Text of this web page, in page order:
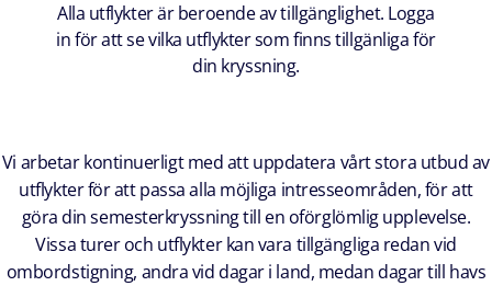
Alla utflykter är beroende av tillgänglighet. Logga
in för att se vilka utflykter som finns tillgänliga för
din kryssning.
Vi arbetar kontinuerligt med att uppdatera vårt stora utbud av
utflykter för att passa alla möjliga intresseområden, för att
göra din semesterkryssning till en oförglömlig upplevelse.
Vissa turer och utflykter kan vara tillgängliga redan vid
ombordstigning, andra vid dagar i land, medan dagar till havs